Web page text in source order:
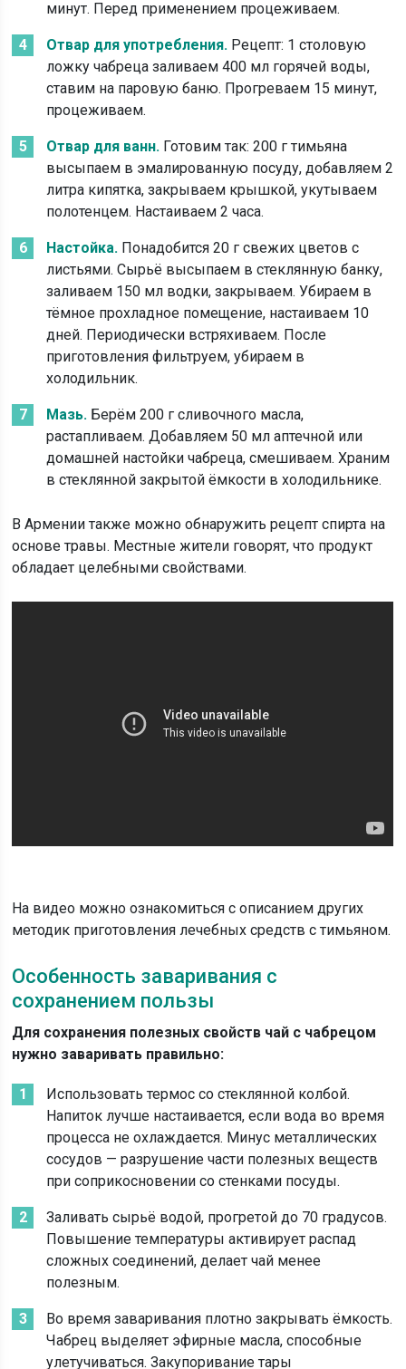
минут. Перед применением процеживаем.
Отвар для употребления. Рецепт: 1 столовую
ложку чабреца заливаем 400 мл горячей воды,
ставим на паровую баню. Прогреваем 15 минут,
процеживаем.
Отвар для ванн. Готовим так: 200 г тимьяна
высыпаем в эмалированную посуду, добавляем 2
литра кипятка, закрываем крышкой, укутываем
полотенцем. Настаиваем 2 часа.
Настойка. Понадобится 20 г свежих цветов с
листьями. Сырьё высыпаем в стеклянную банку,
заливаем 150 мл водки, закрываем. Убираем в
тёмное прохладное помещение, настаиваем 10
дней. Периодически встряхиваем. После
приготовления фильтруем, убираем в
холодильник.
Мазь. Берём 200 г сливочного масла,
растапливаем. Добавляем 50 мл аптечной или
домашней настойки чабреца, смешиваем. Храним
в стеклянной закрытой ёмкости в холодильнике.
В Армении также можно обнаружить рецепт спирта на
основе травы. Местные жители говорят, что продукт
обладает целебными свойствами.
На видео можно ознакомиться с описанием других
методик приготовления лечебных средств с тимьяном.
Особенность заваривания с
сохранением пользы
Для сохранения полезных свойств чай с чабрецом
нужно заваривать правильно:
Использовать термос со стеклянной колбой.
Напиток лучше настаивается, если вода во время
процесса не охлаждается. Минус металлических
сосудов — разрушение части полезных веществ
при соприкосновении со стенками посуды.
Заливать сырьё водой, прогретой до 70 градусов.
Повышение температуры активирует распад
сложных соединений, делает чай менее
полезным.
Во время заваривания плотно закрывать ёмкость.
Чабрец выделяет эфирные масла, способные
улетучиваться. Закупоривание тары